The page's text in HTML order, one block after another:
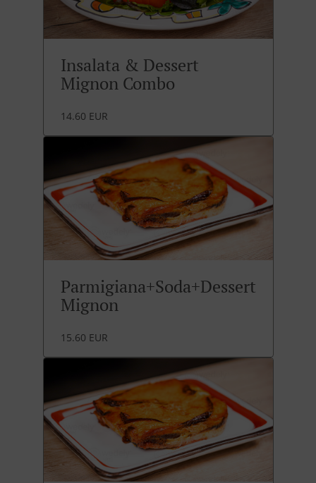
Insalata & Dessert
Mignon Combo
14.60 EUR
Parmigiana+Soda+Dessert
Mignon
15.60 EUR